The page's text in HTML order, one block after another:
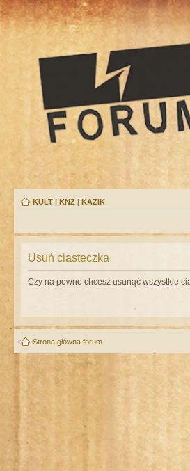
KULT | KNŻ | KAZIK
Usuń ciasteczka
Czy na pewno chcesz usunąć wszystkie
Strona główna forum